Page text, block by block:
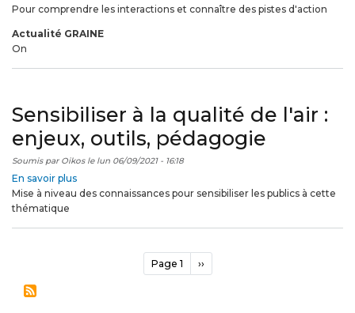
Découvrez
campagne
C’est
»
les
liens
santé
Pour comprendre les interactions et connaître des pistes d'action
Actualité GRAINE
On
Sensibiliser à la qualité de l'air :
enjeux, outils, pédagogie
Soumis par Oikosle lun 06/09/2021 - 16:18
En savoir plus
Sensibiliser
Mise à niveau des connaissances pour sensibiliser les publics à cette
thématique
Page 1
Page
suivante
››